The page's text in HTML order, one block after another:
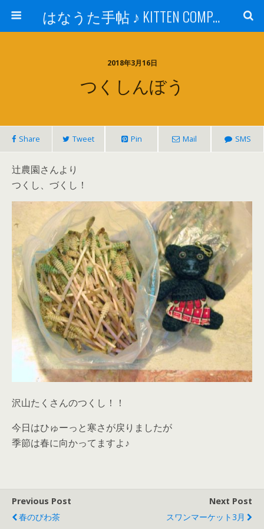
はなうた手帖 ♪ KITTEN COMPANY
2018年3月16日
つくしんぼう
Share Tweet Pin Mail SMS
辻農園さんより
つくし、づくし！
沢山たくさんのつくし！！
今日はひゅーっと寒さが戻りましたが
季節は春に向かってますよ♪
Previous Post
春のびわ茶
Next Post
スワンマーケット3月